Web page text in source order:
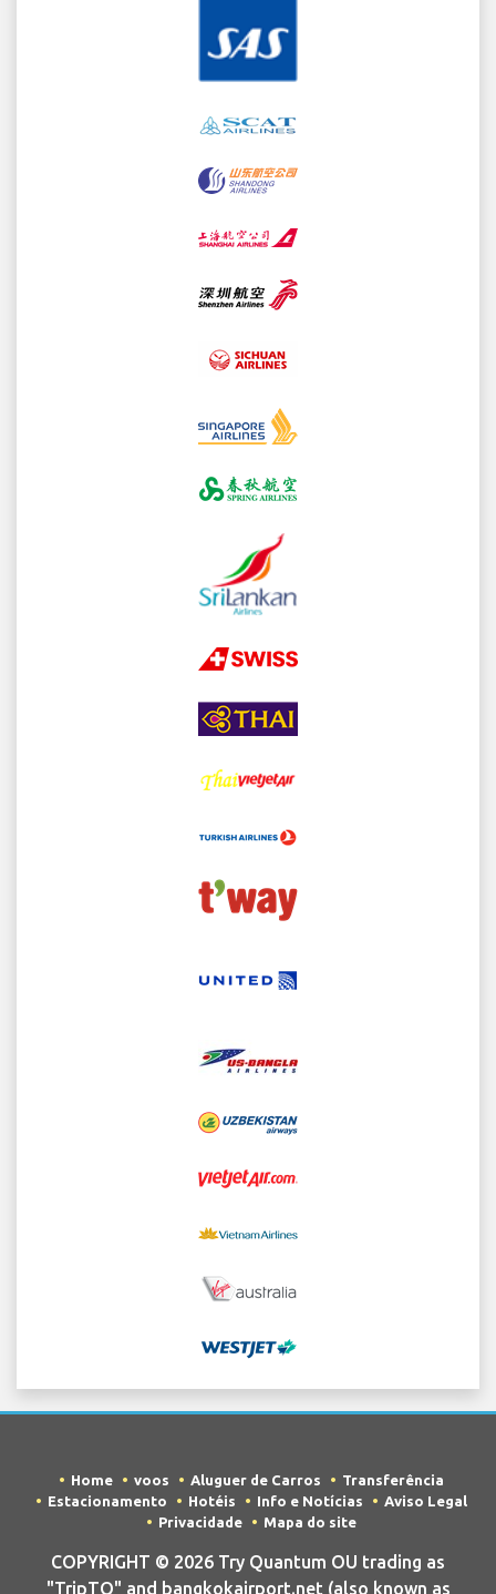
Home voos Aluguer de Carros
Transferência
Estacionamento
Hotéis Info e Notícias
Aviso Legal
Privacidade
Mapa do site
COPYRIGHT © 2026 Try Quantum OU trading as
"TripTQ" and bangkokairport.net (also known as